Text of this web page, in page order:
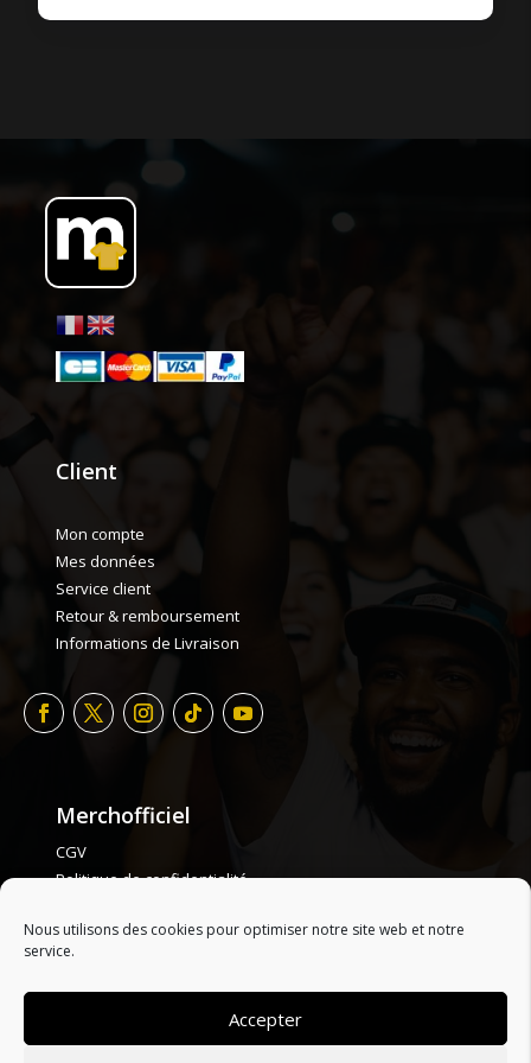
Nous utilisons des cookies pour optimiser notre site web et notre
service.
Accepter
Client
Mon compte
Mes données
Service client
Retour & remboursement
Informations de Livraison
Merchofficiel
CGV
Politique de confidentialité
Plan de site
ONLY HYPE ARTISTS| LES ARTISTES :A B C D E F G H I J